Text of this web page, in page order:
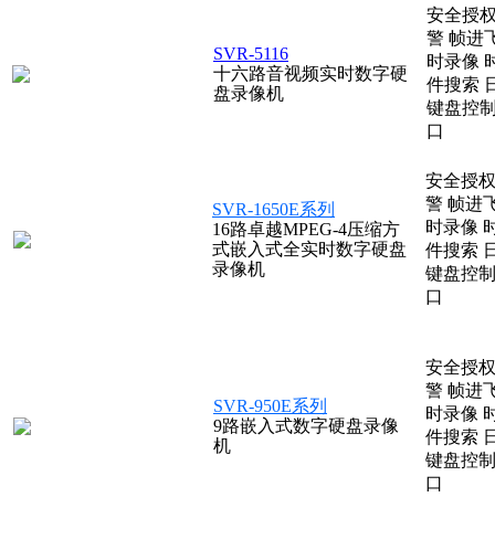
SVR-5116
十六路音视频实时数字硬
盘录像机
安全授
警 帧进
时录像
件搜索
键盘控
口
SVR-1650E系列
16路卓越MPEG-4压缩方
式嵌入式全实时数字硬盘
录像机
安全授权
警 帧进
时录像
件搜索
键盘控制
口
SVR-950E系列
9路嵌入式数字硬盘录像
机
安全授权
警 帧进
时录像
件搜索
键盘控制
口